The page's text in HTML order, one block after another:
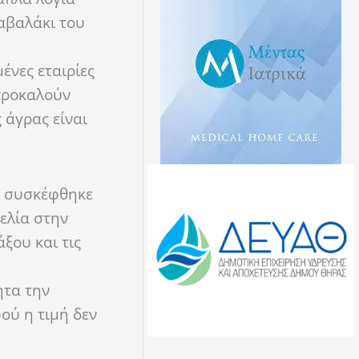
του
εταιρίες
είναι
συσκέφθηκε
στην
και τις
την
η τιμή δεν